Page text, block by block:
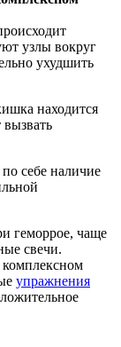
узлы вокруг
ухудшить
находится
вызвать
себе наличие
геморрое, чаще
свечи.
упражнения